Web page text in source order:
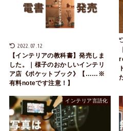
2022.07.12
【インテリアの教科書】発売しま
した。｜様子のおかしいインテリ
ア店《ポケットブック》【……※
有料noteです注意！】
インテリア言語化